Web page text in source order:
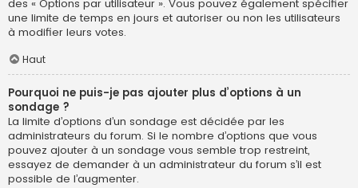
des « Options par utilisateur ». Vous pouvez également spécifier
une limite de temps en jours et autoriser ou non les utilisateurs
à modifier leurs votes.
Haut
Pourquoi ne puis-je pas ajouter plus d’options à un
sondage ?
La limite d’options d’un sondage est décidée par les
administrateurs du forum. Si le nombre d’options que vous
pouvez ajouter à un sondage vous semble trop restreint,
essayez de demander à un administrateur du forum s’il est
possible de l’augmenter.